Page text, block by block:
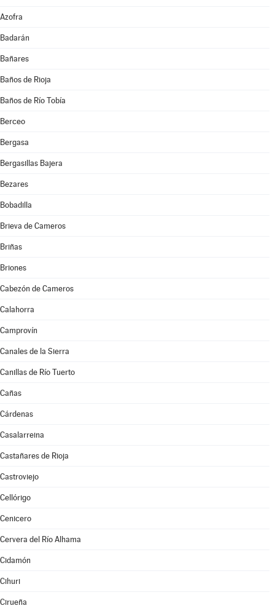
Azofra
Badarán
Bañares
Baños de Rioja
Baños de Río Tobía
Berceo
Bergasa
Bergasillas Bajera
Bezares
Bobadilla
Brieva de Cameros
Briñas
Briones
Cabezón de Cameros
Calahorra
Camprovín
Canales de la Sierra
Canillas de Río Tuerto
Cañas
Cárdenas
Casalarreina
Castañares de Rioja
Castroviejo
Cellórigo
Cenicero
Cervera del Río Alhama
Cidamón
Cihuri
Cirueña